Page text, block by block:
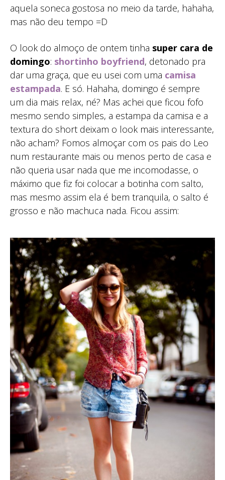
aquela soneca gostosa no meio da tarde, hahaha,
mas não deu tempo =D
O look do almoço de ontem tinha super cara de
domingo: shortinho boyfriend, detonado pra
dar uma graça, que eu usei com uma camisa
estampada. E só. Hahaha, domingo é sempre
um dia mais relax, né? Mas achei que ficou fofo
mesmo sendo simples, a estampa da camisa e a
textura do short deixam o look mais interessante,
não acham? Fomos almoçar com os pais do Leo
num restaurante mais ou menos perto de casa e
não queria usar nada que me incomodasse, o
máximo que fiz foi colocar a botinha com salto,
mas mesmo assim ela é bem tranquila, o salto é
grosso e não machuca nada. Ficou assim: